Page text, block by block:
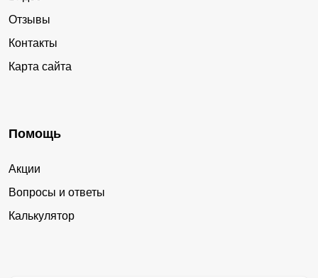
Отзывы
Контакты
Карта сайта
Помощь
Акции
Вопросы и ответы
Калькулятор